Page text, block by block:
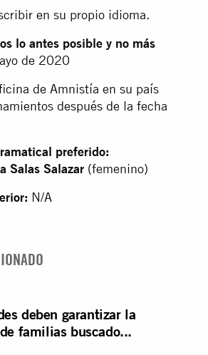
en su propio idioma.
lo antes posible y no más
de 2020
de Amnistía en su país
después de la fecha
preferido:
Salas Salazar (femenino)
N/A
deben garantizar la
familias buscado...